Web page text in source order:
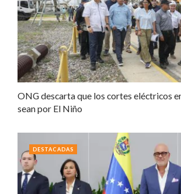
ONG descarta que los cortes eléctricos
sean por El Niño
DESTACADAS